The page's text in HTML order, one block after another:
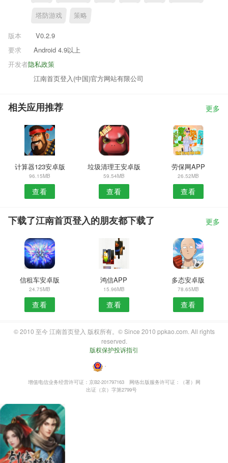
塔防游戏 策略
版本
V0.2.9
要求
Android 4.9以上
隐私政策
开发者
江南首页登入(中国)官方网站有限公司
相关应用推荐 更多
计算器123安卓版
96.15MB
查看
垃圾清理王安卓版
59.54MB
查看
劳保网APP
26.52MB
查看
下载了江南首页登入的朋友都下载了 更多
信租车安卓版
24.75MB
查看
鸿信APP
15.96MB
查看
多态安卓版
78.65MB
查看
© 2010 至今 江南首页登入 版权所有。© Since 2010 ppkao.com. All rights
reserved.
版权保护投诉指引
・
增值电信业务经营许可证：京B2-201797163
网络出版服务许可证：（署）网
出证（京）字第2799号